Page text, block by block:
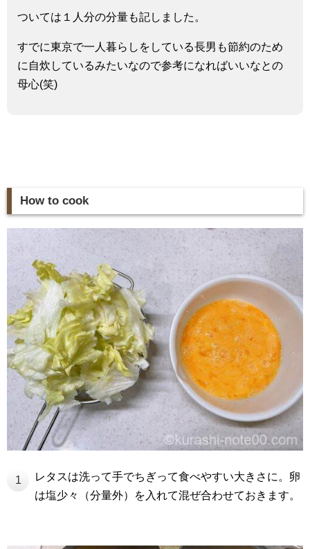
ついては１人分の分量も記しました。
すでに東京で一人暮らしをしている長男も節約のため
に自炊しているみたいなので参考になればいいなとの
母心(笑)
How to cook
1
レタスは洗って手でちぎって食べやすい大きさに。卵
は塩少々（分量外）を入れて混ぜ合わせておきます。